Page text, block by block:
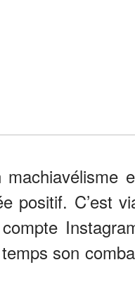
positif. C’est
son